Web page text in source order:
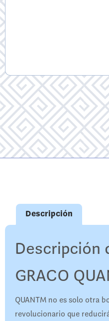
Descripción
Descripción
GRACO
QUANTM no es solo otra
revolucionario que